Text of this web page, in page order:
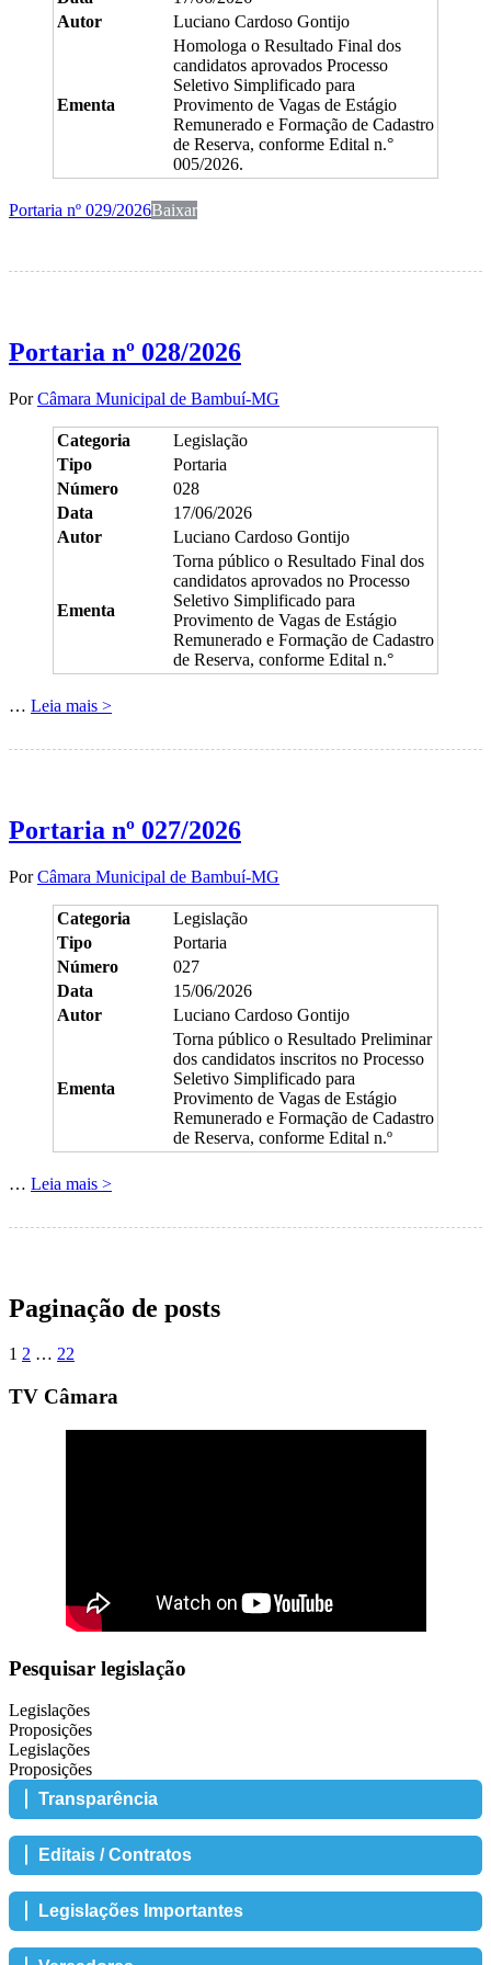
Autor
Luciano Cardoso Gontijo
Ementa
Homologa o Resultado Final dos
candidatos aprovados Processo
Seletivo Simplificado para
Provimento de Vagas de Estágio
Remunerado e Formação de Cadastro
de Reserva, conforme Edital n.°
005/2026.
Portaria nº 029/2026Baixar
Portaria nº 028/2026
PorCâmara Municipal de Bambuí-MG
Categoria
Legislação
Tipo
Portaria
Número
028
Data
17/06/2026
Autor
Luciano Cardoso Gontijo
Ementa
Torna público o Resultado Final dos
candidatos aprovados no Processo
Seletivo Simplificado para
Provimento de Vagas de Estágio
Remunerado e Formação de Cadastro
de Reserva, conforme Edital n.°
… Leia mais >
Portaria nº 027/2026
PorCâmara Municipal de Bambuí-MG
Categoria
Legislação
Tipo
Portaria
Número
027
Data
15/06/2026
Autor
Luciano Cardoso Gontijo
Ementa
Torna público o Resultado Preliminar
dos candidatos inscritos no Processo
Seletivo Simplificado para
Provimento de Vagas de Estágio
Remunerado e Formação de Cadastro
de Reserva, conforme Edital n.º
… Leia mais >
Paginação de posts
1 2 … 22
TV Câmara
Pesquisar legislação
Legislações
Proposições
Legislações
Proposições
Transparência
Editais / Contratos
Legislações Importantes